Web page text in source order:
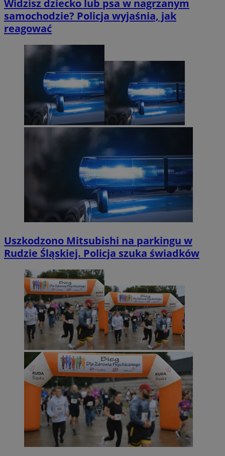
Widzisz dziecko lub psa w nagrzanym
samochodzie? Policja wyjaśnia, jak
reagować
Uszkodzono Mitsubishi na parkingu w
Rudzie Śląskiej. Policja szuka świadków